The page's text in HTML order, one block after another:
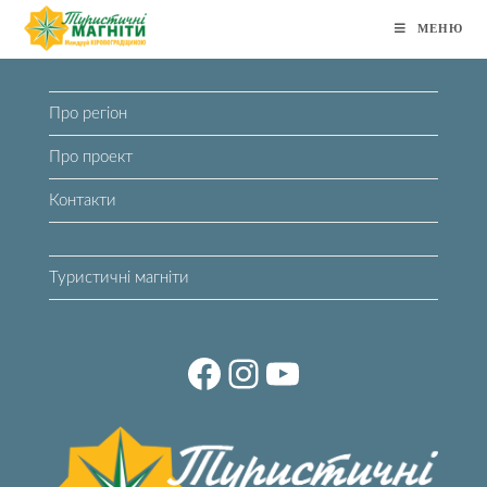
Перейти
МЕНЮ
Про регіон
Про проект
Контакти
Туристичні магніти
FacebookInstagramYouTube